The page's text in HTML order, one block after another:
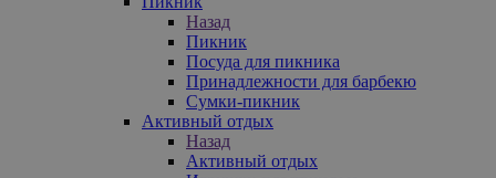
Назад
Пикник
Посуда для пикника
Принадлежности для барбекю
Сумки-пикник
Активный отдых
Назад
Активный отдых